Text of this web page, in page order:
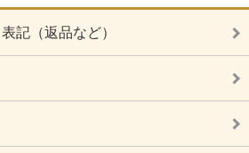
記（返品など）